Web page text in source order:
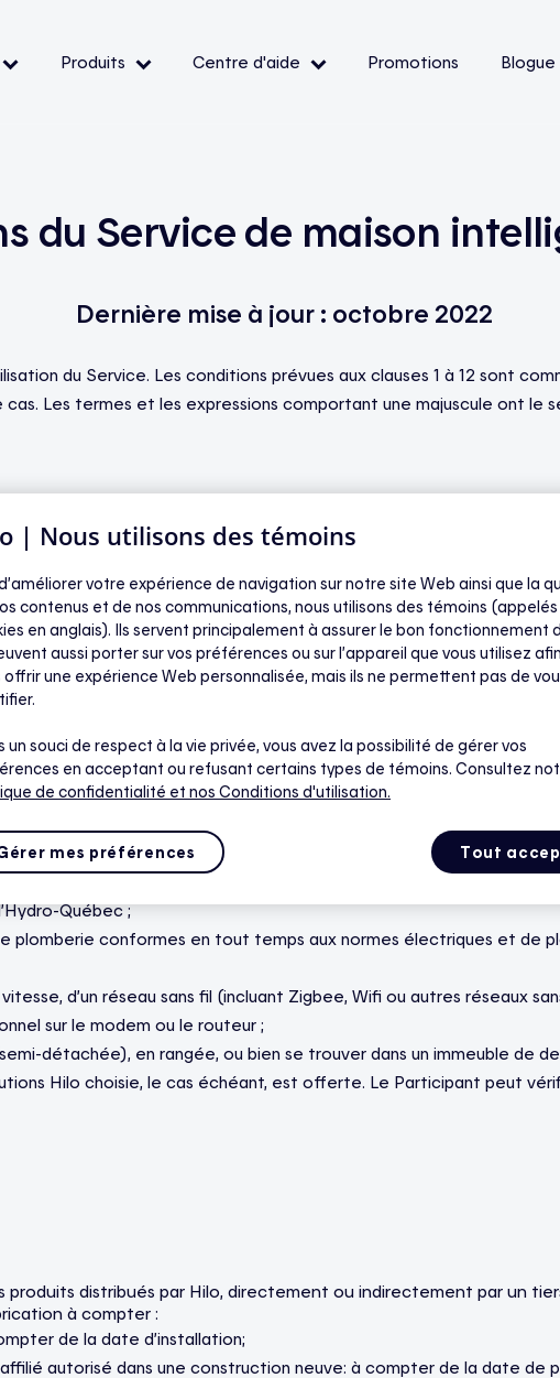
Produits Centre d'aide Promotions Blogue
du Service de maison
Dernière mise à jour : octobre 2022
du Service. Les conditions prévues aux clauses 1 à 12 sont
cas. Les termes et les expressions comportant une majuscule ont le
satisfaire aux conditions suivantes pendant toute la durée de
ou mandataire d’un abonnement au tarif D (tarif de base),
du Logement ;
il peut télécharger et utiliser l’application mobile Hilo (voir le site
inclus dans le Service. Les frais standards de messagerie et de
suivantes pendant toute la durée de l’Entente :
;
est nécessaire pour bénéficier du Service) ;
Québec ;
plomberie conformes en tout temps aux normes électriques et de
d’un réseau sans fil (incluant Zigbee, Wifi ou autres réseaux
sur le modem ou le routeur ;
détachée), en rangée, ou bien se trouver dans un immeuble de
Hilo choisie, le cas échéant, est offerte. Le Participant peut
produits distribués par Hilo, directement ou indirectement par un
à compter :
de la date d’installation;
autorisé dans une construction neuve: à compter de la date de
| Nous utilisons des témoins
votre expérience de navigation sur notre site Web ainsi que la
contenus et de nos communications, nous utilisons des témoins (appelés
en anglais). Ils servent principalement à assurer le bon fonctionnement
aussi porter sur vos préférences ou sur l’appareil que vous utilisez
offrir une expérience Web personnalisée, mais ils ne permettent pas de
un souci de respect à la vie privée, vous avez la possibilité de gérer vos
en acceptant ou refusant certains types de témoins. Consultez
de confidentialité et nos Conditions d'utilisation.
Tout
mes préférences